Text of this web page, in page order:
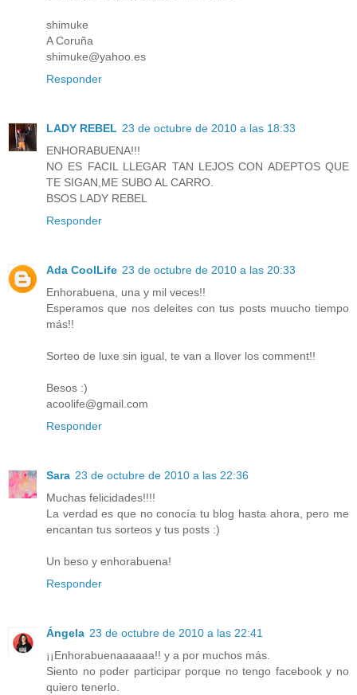
shimuke
A Coruña
shimuke@yahoo.es
Responder
LADY REBEL 23 de octubre de 2010 a las 18:33
ENHORABUENA!!!
NO ES FACIL LLEGAR TAN LEJOS CON ADEPTOS QUE
TE SIGAN,ME SUBO AL CARRO.
BSOS LADY REBEL
Responder
Ada CoolLife 23 de octubre de 2010 a las 20:33
Enhorabuena, una y mil veces!!
Esperamos que nos deleites con tus posts muucho tiempo
más!!
Sorteo de luxe sin igual, te van a llover los comment!!
Besos :)
acoolife@gmail.com
Responder
Sara 23 de octubre de 2010 a las 22:36
Muchas felicidades!!!!
La verdad es que no conocía tu blog hasta ahora, pero me
encantan tus sorteos y tus posts :)
Un beso y enhorabuena!
Responder
Ángela 23 de octubre de 2010 a las 22:41
¡¡Enhorabuenaaaaaa!! y a por muchos más.
Siento no poder participar porque no tengo facebook y no
quiero tenerlo.